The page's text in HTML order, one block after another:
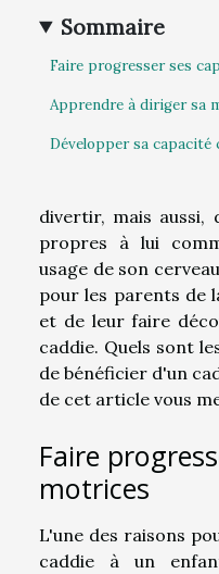
Sommaire
Faire progresser ses
Apprendre à diriger sa
Développer sa capacité
divertir, mais aussi,
propres à lui
usage de son
pour les parents de
et de leur faire
caddie. Quels sont
de bénéficier d'un
de cet article vous
Faire
motrices
L'une des raisons
caddie à un